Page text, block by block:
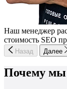
Наш менеджер
стоимость SEO
Назад Далее
Почему мы